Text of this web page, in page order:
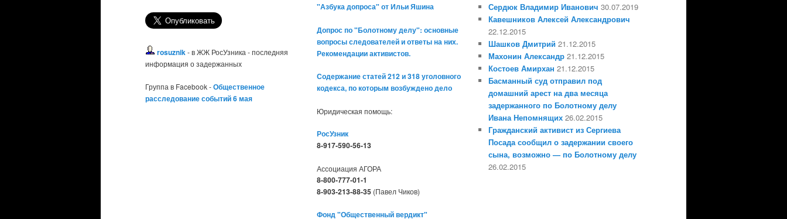
rosuznik- в ЖЖ РосУзника - последняя
информация о задержанных
Группа в Facebook -Общественное
расследование событий 6 мая
"Азбука допроса" от Ильи Яшина
Допрос по "Болотному делу": основные
вопросы следователей и ответы на них.
Рекомендации активистов.
Содержание статей 212 и 318 уголовного
кодекса, по которым возбуждено дело
Юридическая помощь:
РосУзник
8-917-590-56-13
Ассоциация АГОРА
8-800-777-01-1
8-903-213-88-35 (Павел Чиков)
Фонд "Общественный вердикт"
Сердюк Владимир Иванович 30.07.2019
Кавешников Алексей Александрович
22.12.2015
Шашков Дмитрий 21.12.2015
Махонин Александр 21.12.2015
Костоев Амирхан 21.12.2015
Басманный суд отправил под
домашний арест на два месяца
задержанного по Болотному делу
Ивана Непомнящих 26.02.2015
Гражданский активист из Сергиева
Посада сообщил о задержании своего
сына, возможно — по Болотному делу
26.02.2015